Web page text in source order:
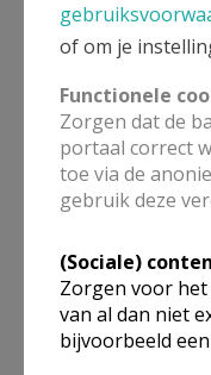
Voor deze kerk zijn er
Wens je meer
organisatie via hun
of om je
Functionele
Zorgen dat de
portaal correct
toe via de
gebruik deze
(Sociale)
Zorgen voor
van al dan niet
bijvoorbeeld